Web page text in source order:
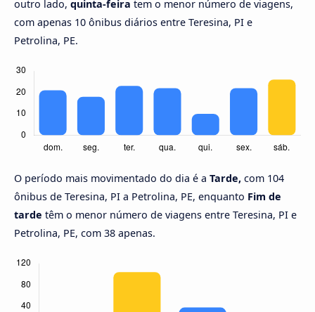
outro lado, quinta-feira tem o menor número de viagens,
com apenas 10 ônibus diários entre Teresina, PI e
Petrolina, PE.
O período mais movimentado do dia é a Tarde, com 104
ônibus de Teresina, PI a Petrolina, PE, enquanto Fim de
tarde têm o menor número de viagens entre Teresina, PI e
Petrolina, PE, com 38 apenas.